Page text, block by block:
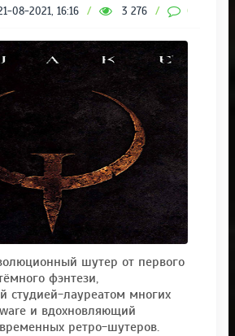
08-2021, 16:16 / 3 276 / 0
шутер от первого
фэнтези,
студией-лауреатом многих
и вдохновляющий
ретро-шутеров.